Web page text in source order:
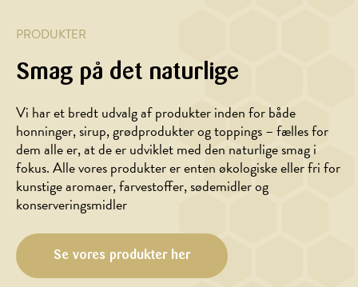
DRIKKE,
MORGENMAD
Smoothie
med
blåbær,
banan
BAGNING,
JUL/NYTÅR
Kanel
stjernebrød
med
PRODUKTER
Smag på det naturlige
Vi har et bredt udvalg af produkter inden for både
honninger, sirup, grødprodukter og toppings – fælles for
dem alle er, at de er udviklet med den naturlige smag i
fokus. Alle vores produkter er enten økologiske eller fri for
kunstige aromaer, farvestoffer, sødemidler og
konserveringsmidler
Se vores produkter her